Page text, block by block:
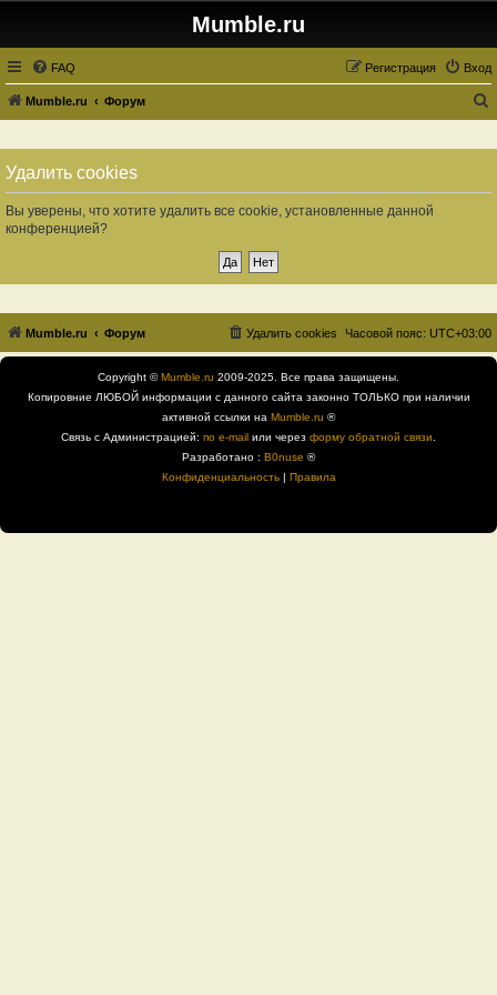
Mumble.ru
FAQ Вход
Регистрация
Mumble.ru Форум
и
Удалить cookies
Вы уверены, что хотите удалить все cookie, установленные данной
конференцией?
Mumble.ru Форум Часовой пояс: UTC+03:00
Удалить cookies
Copyright ©Mumble.ru 2009-2025. Все права защищены.
Копировние ЛЮБОЙ информации с данного сайта законно ТОЛЬКО при наличии
активной ссылки на Mumble.ru ®
Связь с Администрацией: по e-mail или через форму обратной связи
Разработано : B0nuse ®
Конфиденциальность| Правила